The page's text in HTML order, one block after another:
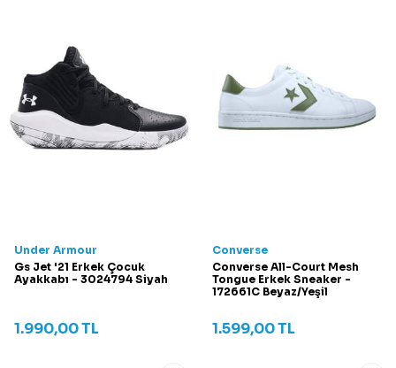
Under Armour
Gs Jet '21 Erkek Çocuk
Ayakkabı - 3024794 Siyah
1.990,00TL
Converse
Converse All-Court Mesh
Tongue Erkek Sneaker -
172661C Beyaz/Yeşil
1.599,00TL